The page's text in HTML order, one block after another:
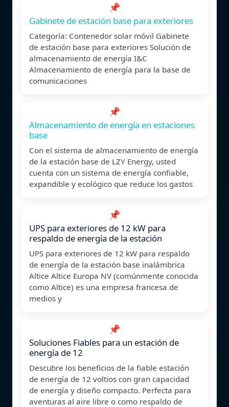
📌
Gabinete de estación base para exteriores
Categoría: Contenedor solar móvil Gabinete
de estación base para exteriores Solución de
almacenamiento de energía I&C
Almacenamiento de energía para la base de
comunicaciones
📌
Almacenamiento de energía en estaciones
base
Con el sistema de almacenamiento de energía
de la estación base de LZY Energy, usted
cuenta con un sistema de energía confiable,
expandible y ecológico que reduce los gastos
📌
UPS para exteriores de 12 kW para
respaldo de energía de la estación
UPS para exteriores de 12 kW para respaldo
de energía de la estación base inalámbrica
Altice Altice Europa NV (comúnmente conocida
como Altice) es una empresa francesa de
medios y
📌
Soluciones Fiables para un estación de
energía de 12
Descubre los beneficios de la fiable estación
de energía de 12 voltios con gran capacidad
de energía y diseño compacto. Perfecta para
aventuras al aire libre o como respaldo de